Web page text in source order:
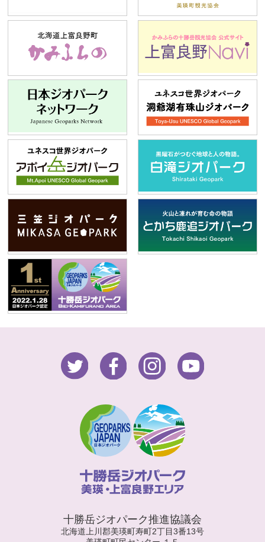
十勝岳ジオパーク推進協議会
北海道上川郡美瑛町寿町2丁目3番13号